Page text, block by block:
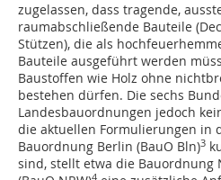
zugelassen, dass tragende,
raumabschließende Bauteile
Stützen), die als
Bauteile ausgeführt werden
Baustoffen wie Holz ohne
bestehen dürfen. Die sechs
Landesbauordnungen jedoch
die aktuellen Formulierungen in
Bauordnung Berlin (BauO Bln)3
sind, stellt etwa die Bauordnung
4